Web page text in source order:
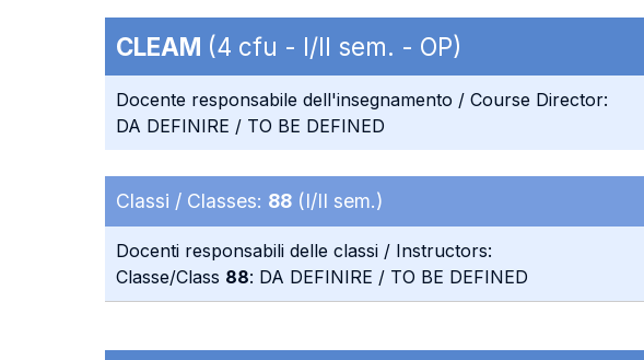
CLEAM (4 cfu - I/II sem. - OP)
Docente responsabile dell'insegnamento / Course Director:
DA DEFINIRE / TO BE DEFINED
Classi / Classes: 88 (I/II sem.)
Docenti responsabili delle classi / Instructors:
Classe/Class 88: DA DEFINIRE / TO BE DEFINED